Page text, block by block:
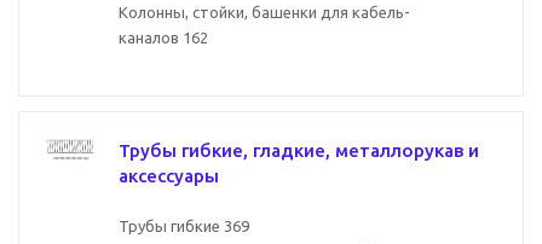
Колонны, стойки, башенки для кабель-
каналов 162
Трубы гибкие, гладкие, металлорукав и
аксессуары
Трубы гибкие 369